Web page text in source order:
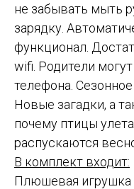
не забывать мыть
зарядку.
функционал.
wifi. Родители
телефона.
Новые загадки, а
почему птицы
распускаются
В комплект входит:
Плюшевая игрушка